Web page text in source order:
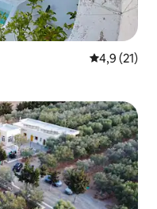
Середня
4,9 (21)